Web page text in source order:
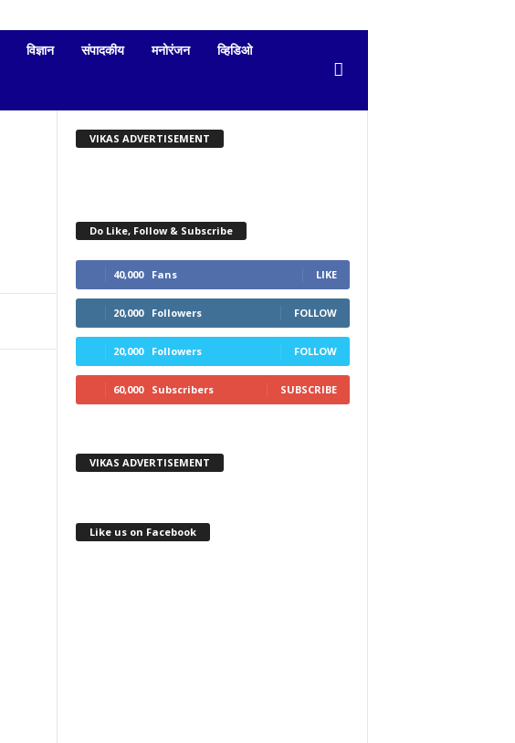
विज्ञान संपादकीय मनोरंजन व्हिडिओ
VIKAS ADVERTISEMENT
Do Like, Follow & Subscribe
40,000 Fans LIKE
20,000 Followers FOLLOW
20,000 Followers FOLLOW
60,000 Subscribers SUBSCRIBE
VIKAS ADVERTISEMENT
Like us on Facebook